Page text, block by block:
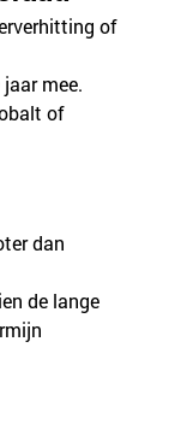
of
mee.
of
dan
de lange